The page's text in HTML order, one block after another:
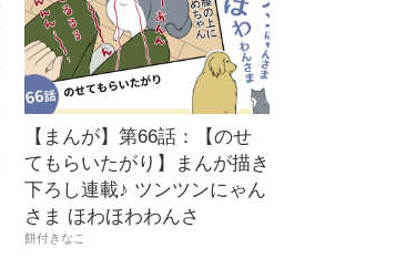
【まんが】第66話：【のせ
てもらいたがり】まんが描き
下ろし連載♪ ツンツンにゃん
さま ほわほわわんさ
餅付きなこ